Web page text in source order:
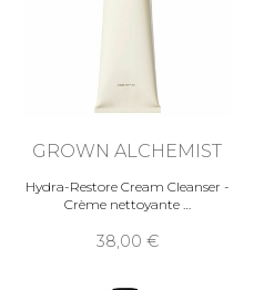
GROWN ALCHEMIST
Hydra-Restore Cream Cleanser -
Crème nettoyante
38,00